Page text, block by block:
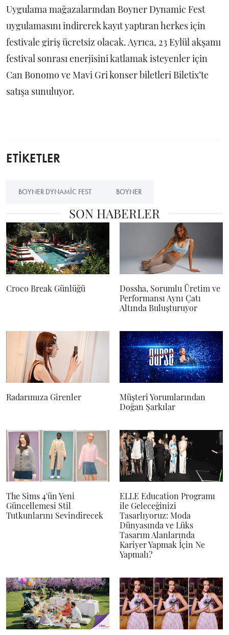
Uygulama mağazalarından Boyner Dynamic Fest
uygulamasını indirerek kayıt yaptıran herkes için
festivale giriş ücretsiz olacak. Ayrıca, 23 Eylül akşamı
festival sonrası enerjisini katlamak isteyenler için
Can Bonomo ve Mavi Gri konser biletleri Biletix’te
satışa sunuluyor.
ETİKETLER
BOYNER DYNAMIC FEST BOYNER
SON HABERLER
Croco Break Günlüğü
Dossha, Sorumlu Üretim ve
Performansı Aynı Çatı
Altında Buluşturuyor
Radarımıza Girenler
Müşteri Yorumlarından
Doğan Şarkılar
The Sims 4'ün Yeni
Güncellemesi Stil
Tutkunlarını Sevindirecek
ELLE Education Programı
ile Geleceğinizi
Tasarlıyoruz: Moda
Dünyasında ve Lüks
Tasarım Alanlarında
Kariyer Yapmak İçin Ne
Yapmalı?